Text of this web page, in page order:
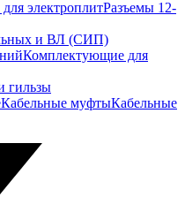
электроплитРазъемы 12-
и ВЛ (СИП)
Комплектующие для
гильзы
Кабельные муфтыКабельные